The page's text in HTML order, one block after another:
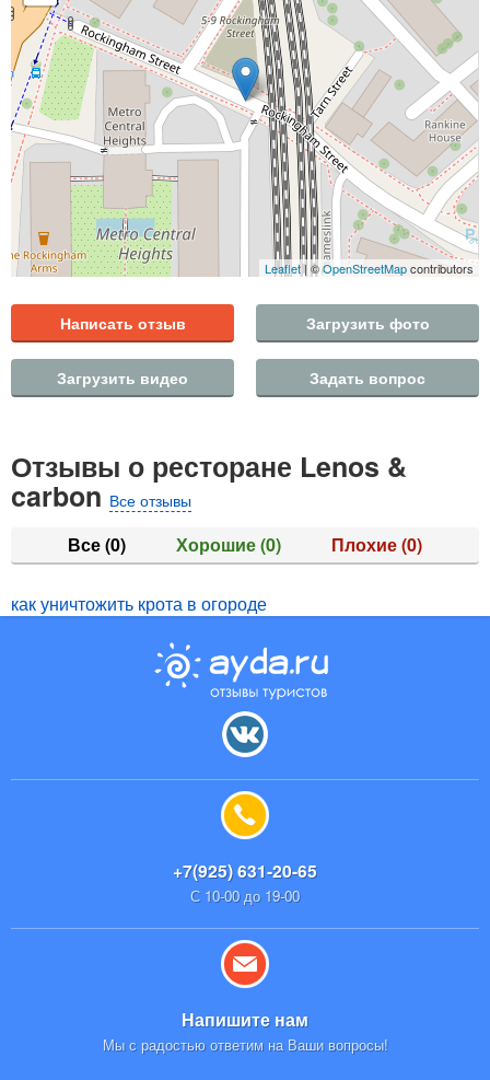
Leaflet| ©OpenStreetMapcontributors
Написать отзыв Загрузить фото
Загрузить видео Задать вопрос
Отзывы о ресторане Lenos &
carbon Все отзывы
Все(0) Хорошие(0) Плохие(0)
как уничтожить крота в огороде
+7(925) 631-20-65
С 10-00 до 19-00
Напишите нам
Мы с радостью ответим на Ваши вопросы!